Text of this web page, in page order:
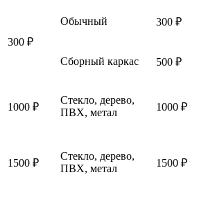
300 ₽
Обычный 300 ₽
Сборный каркас 500 ₽
1000 ₽
Стекло, дерево,
ПВХ, метал
1000 ₽
1500 ₽
Стекло, дерево,
ПВХ, метал
1500 ₽